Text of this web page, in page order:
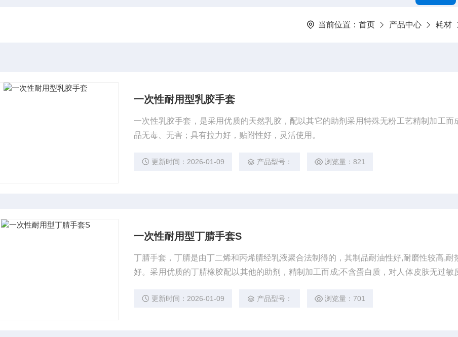
当前位置： 首页 产品中心 耗材
一次性耐用型乳胶手套
一次性乳胶手套，是采用优质的天然乳胶，配以其它的助剂采用特殊无粉工艺精制加工而
品无毒、无害；具有拉力好，贴附性好，灵活使用。
更新时间：2026-01-09 产品型号： 浏览量：821
一次性耐用型丁腈手套S
丁腈手套，丁腈是由丁二烯和丙烯腈经乳液聚合法制得的，其制品耐油性好,耐磨性较高,耐
好。采用优质的丁腈橡胶配以其他的助剂，精制加工而成;不含蛋白质，对人体皮肤无过敏
更新时间：2026-01-09 产品型号： 浏览量：701